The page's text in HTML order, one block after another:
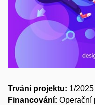
Trvání projektu: 1/
Financování: Operační